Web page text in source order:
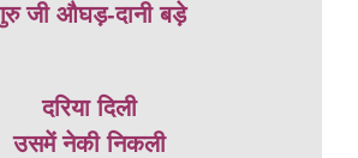
जी औघड़-दानी बड़े
दरिया दिली
उसमें नेकी निकली